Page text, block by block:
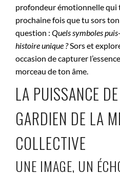
profondeur émotionnelle qui
prochaine fois que tu sors
question : Quels symboles
histoire unique ?Sors et
occasion de capturer
morceau de ton âme.
LA PUISSANCE
GARDIEN DE LA
COLLECTIVE
UNE IMAGE, UN